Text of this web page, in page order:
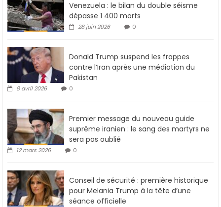
Venezuela : le bilan du double séisme
dépasse 1 400 morts
28 juin 2026 0
Donald Trump suspend les frappes
contre l’Iran après une médiation du
Pakistan
8 avril 2026 0
Premier message du nouveau guide
suprême iranien : le sang des martyrs ne
sera pas oublié
12 mars 2026 0
Conseil de sécurité : première historique
pour Melania Trump à la tête d’une
séance officielle